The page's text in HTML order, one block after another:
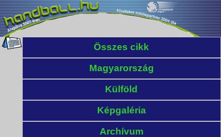
Összes cikk
Magyarország
Külföld
Képgaléria
Archívum